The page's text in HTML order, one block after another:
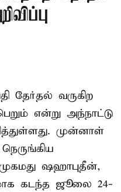
தேர்தல் வருகிற
என்று அந்நாட்டு
முன்னாள்
ஷஹாபுதீன்,
கடந்த ஜூலை 24-